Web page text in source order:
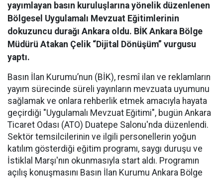
yayımlayan basın kuruluşlarına yönelik düzenlenen
Bölgesel Uygulamalı Mevzuat Eğitimlerinin
dokuzuncu durağı Ankara oldu. BİK Ankara Bölge
Müdürü Atakan Çelik “Dijital Dönüşüm” vurgusu
yaptı.
Basın İlan Kurumu’nun (BİK), resmî ilan ve reklamların
yayım sürecinde süreli yayınların mevzuata uyumunu
sağlamak ve onlara rehberlik etmek amacıyla hayata
geçirdiği "Uygulamalı Mevzuat Eğitimi", bugün Ankara
Ticaret Odası (ATO) Duatepe Salonu'nda düzenlendi.
Sektör temsilcilerinin ve ilgili personellerin yoğun
katılım gösterdiği eğitim programı, saygı duruşu ve
İstiklal Marşı'nın okunmasıyla start aldı. Programın
açılış konuşmasını Basın İlan Kurumu Ankara Bölge